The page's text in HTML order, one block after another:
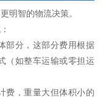
明智的物流决策。
部分，这部分费用根据
（如整车运输或零担运
费，重量大但体积小的